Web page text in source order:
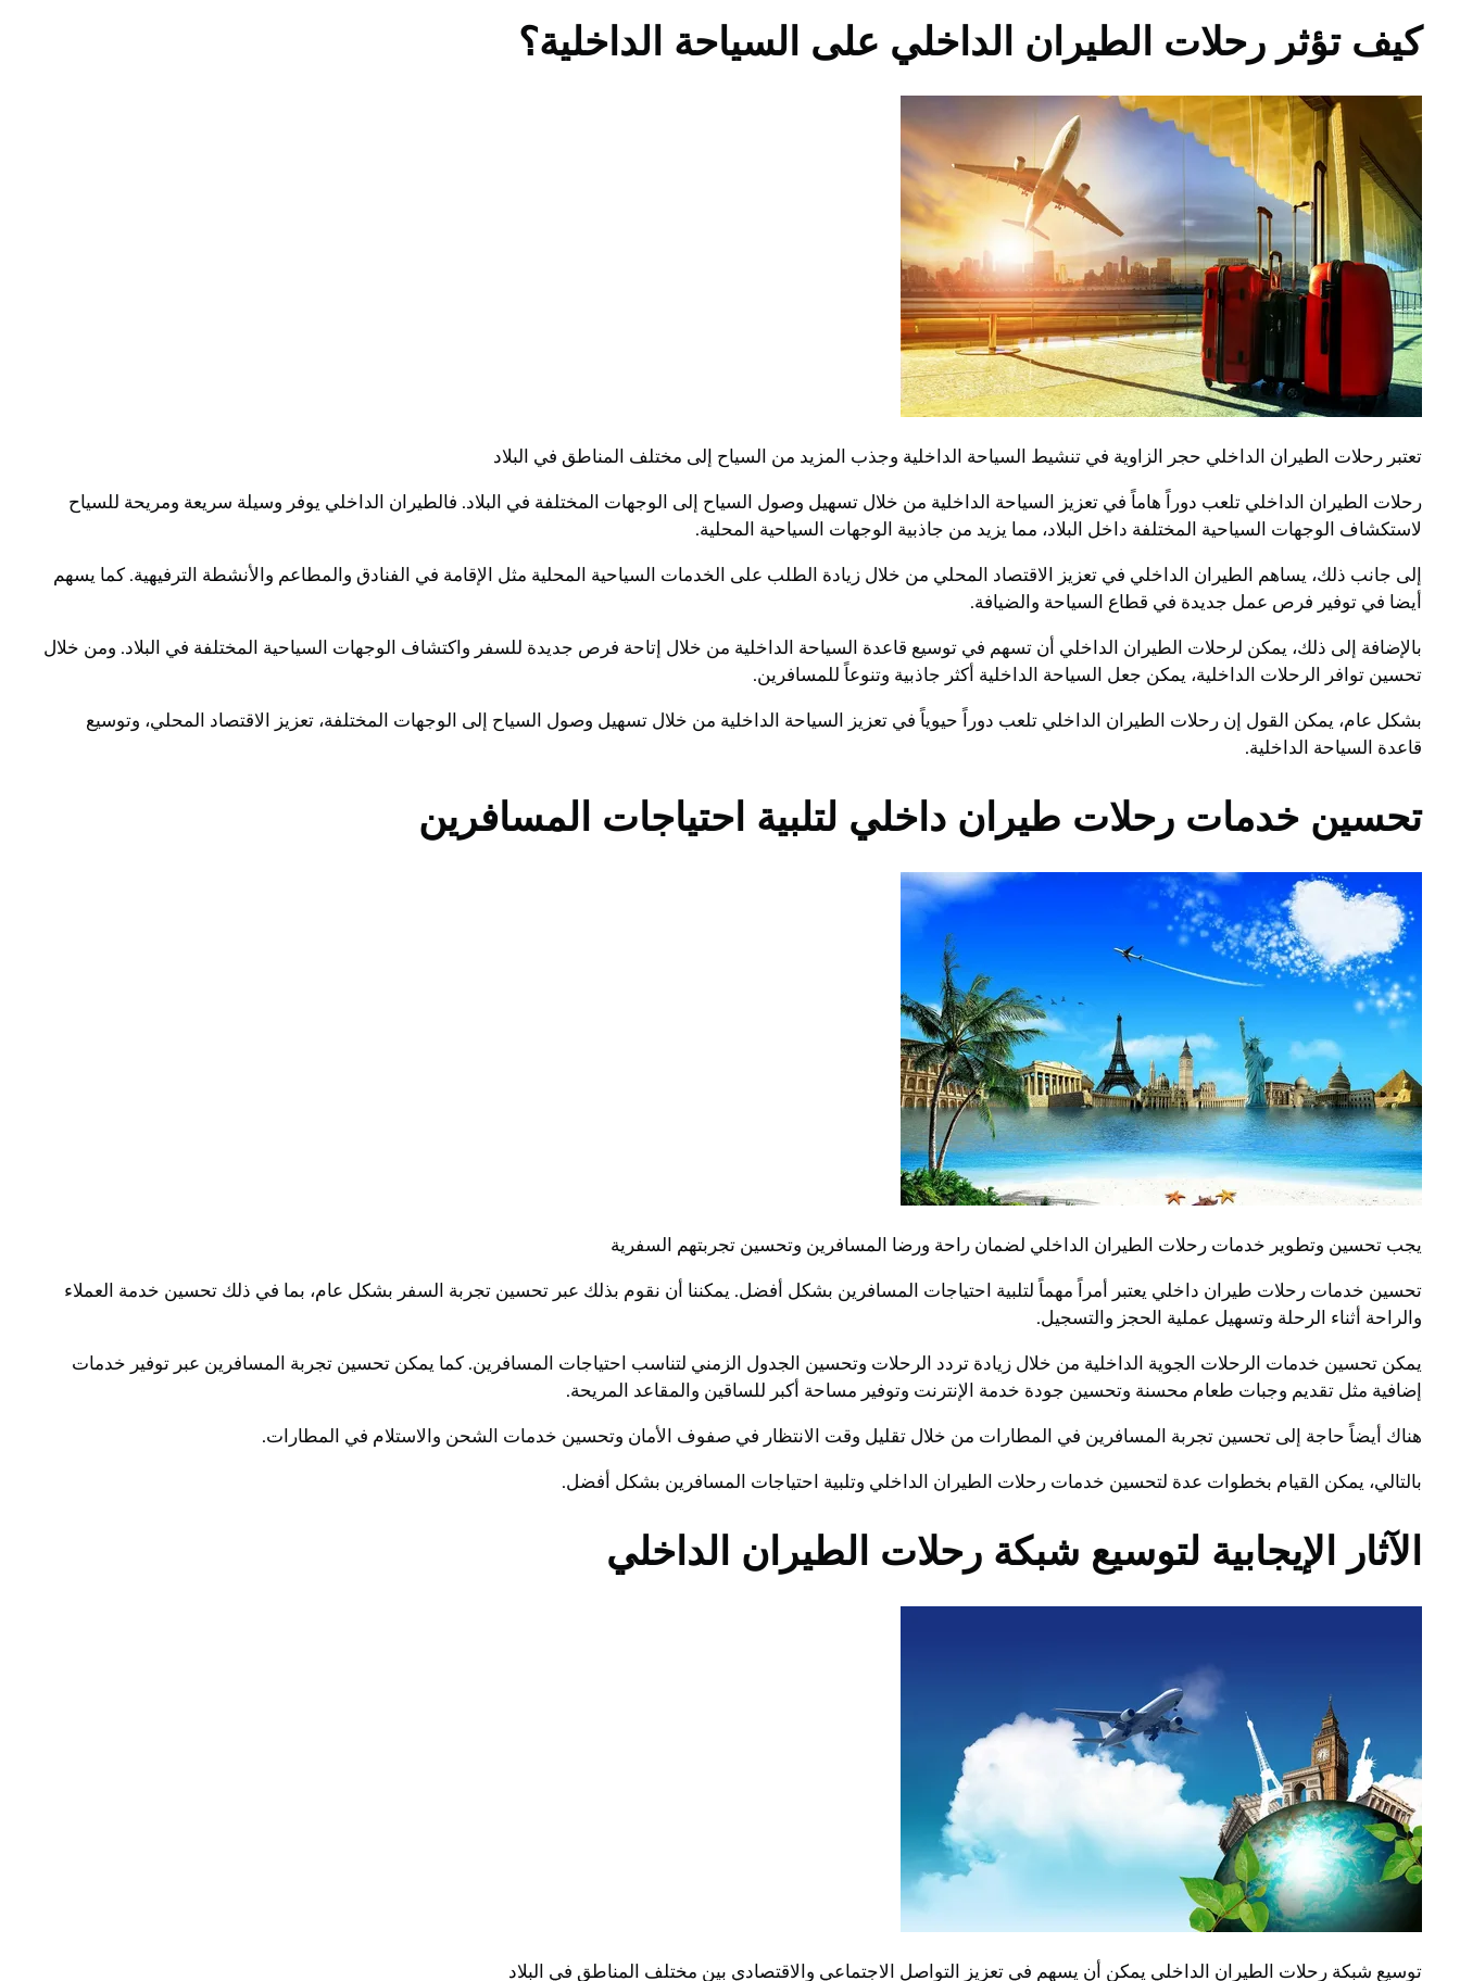
كيف تؤثر رحلات الطيران الداخلي على السياحة الداخلية؟
تعتبر رحلات الطيران الداخلي حجر الزاوية في تنشيط السياحة الداخلية وجذب المزيد من السياح إلى مختلف المناطق في البلاد
رحلات الطيران الداخلي تلعب دوراً هاماً في تعزيز السياحة الداخلية من خلال تسهيل وصول السياح إلى الوجهات المختلفة في البلاد. فالطيران الداخلي يوفر وسيلة سريعة ومريحة للسياح
لاستكشاف الوجهات السياحية المختلفة داخل البلاد، مما يزيد من جاذبية الوجهات السياحية المحلية.
إلى جانب ذلك، يساهم الطيران الداخلي في تعزيز الاقتصاد المحلي من خلال زيادة الطلب على الخدمات السياحية المحلية مثل الإقامة في الفنادق والمطاعم والأنشطة الترفيهية. كما يسهم
أيضا في توفير فرص عمل جديدة في قطاع السياحة والضيافة.
بالإضافة إلى ذلك، يمكن لرحلات الطيران الداخلي أن تسهم في توسيع قاعدة السياحة الداخلية من خلال إتاحة فرص جديدة للسفر واكتشاف الوجهات السياحية المختلفة في البلاد. ومن خلال
تحسين توافر الرحلات الداخلية، يمكن جعل السياحة الداخلية أكثر جاذبية وتنوعاً للمسافرين.
بشكل عام، يمكن القول إن رحلات الطيران الداخلي تلعب دوراً حيوياً في تعزيز السياحة الداخلية من خلال تسهيل وصول السياح إلى الوجهات المختلفة، تعزيز الاقتصاد المحلي، وتوسيع
قاعدة السياحة الداخلية.
تحسين خدمات رحلات طيران داخلي لتلبية احتياجات المسافرين
يجب تحسين وتطوير خدمات رحلات الطيران الداخلي لضمان راحة ورضا المسافرين وتحسين تجربتهم السفرية
تحسين خدمات رحلات طيران داخلي يعتبر أمراً مهماً لتلبية احتياجات المسافرين بشكل أفضل. يمكننا أن نقوم بذلك عبر تحسين تجربة السفر بشكل عام، بما في ذلك تحسين خدمة العملاء
والراحة أثناء الرحلة وتسهيل عملية الحجز والتسجيل.
يمكن تحسين خدمات الرحلات الجوية الداخلية من خلال زيادة تردد الرحلات وتحسين الجدول الزمني لتناسب احتياجات المسافرين. كما يمكن تحسين تجربة المسافرين عبر توفير خدمات
إضافية مثل تقديم وجبات طعام محسنة وتحسين جودة خدمة الإنترنت وتوفير مساحة أكبر للساقين والمقاعد المريحة.
هناك أيضاً حاجة إلى تحسين تجربة المسافرين في المطارات من خلال تقليل وقت الانتظار في صفوف الأمان وتحسين خدمات الشحن والاستلام في المطارات.
بالتالي، يمكن القيام بخطوات عدة لتحسين خدمات رحلات الطيران الداخلي وتلبية احتياجات المسافرين بشكل أفضل.
الآثار الإيجابية لتوسيع شبكة رحلات الطيران الداخلي
توسيع شبكة رحلات الطيران الداخلي يمكن أن يسهم في تعزيز التواصل الاجتماعي والاقتصادي بين مختلف المناطق في البلاد